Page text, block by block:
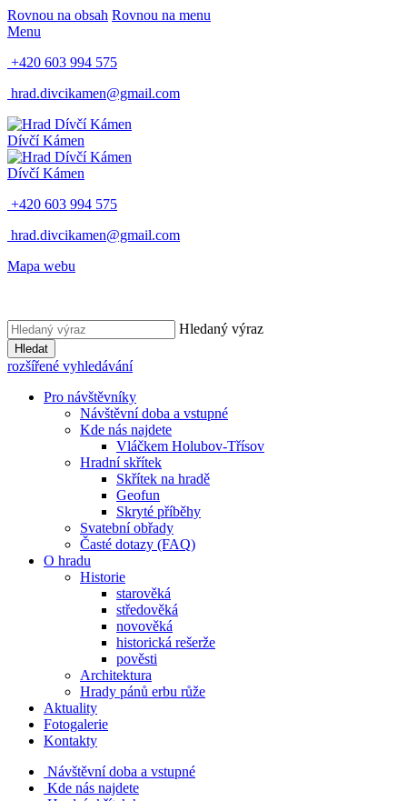
Rovnou na obsah Rovnou na menu
Menu
+420 603 994 575
hrad.divcikamen@gmail.com
Dívčí Kámen
Dívčí Kámen
+420 603 994 575
hrad.divcikamen@gmail.com
Mapa webu
Hledaný výraz
Hledat
rozšířené vyhledávání
Pro návštěvníky
Návštěvní doba a vstupné
Kde nás najdete
Vláčkem Holubov-Třísov
Hradní skřítek
Skřítek na hradě
Geofun
Skryté příběhy
Svatební obřady
Časté dotazy (FAQ)
O hradu
Historie
starověká
středověká
novověká
historická rešerže
pověsti
Architektura
Hrady pánů erbu růže
Aktuality
Fotogalerie
Kontakty
Návštěvní doba a vstupné
Kde nás najdete